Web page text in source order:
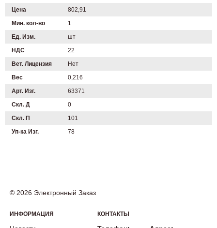
Цена
802,91
Мин. кол-во
1
Ед. Изм.
шт
НДС
22
Вет. Лицензия
Нет
Вес
0,216
Арт. Изг.
63371
Скл. Д
0
Скл. П
101
Уп-ка Изг.
78
© 2026 Электронный Заказ
ИНФОРМАЦИЯ КОНТАКТЫ